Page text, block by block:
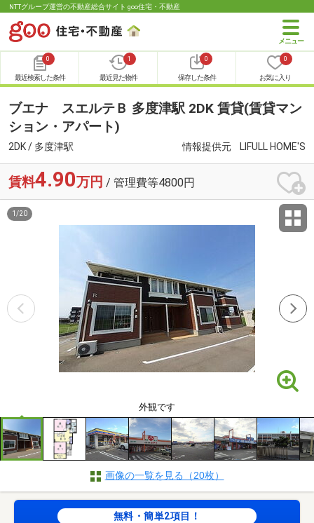
NTTグループ運営の不動産総合サイト goo住宅・不動産
0
最近検索した条件
1
最近見た物件
0
保存した条件
0
お気に入り
ブエナ スエルテＢ 多度津駅 2DK 賃貸(賃貸マン
ション・アパート)
2DK / 多度津駅 情報提供元 LIFULL HOME'S
賃料4.90万円 / 管理費等4800円
外観です
1 /20
画像の一覧を見る（20枚）
無料・簡単2項目！